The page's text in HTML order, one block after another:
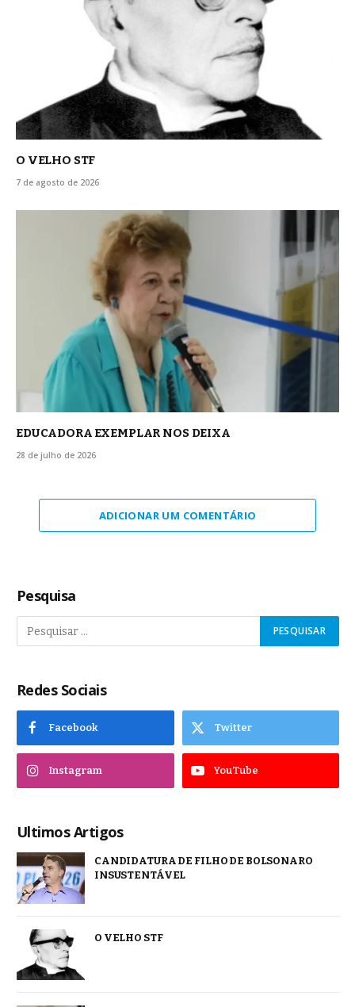
O VELHO STF
7 de agosto de 2026
EDUCADORA EXEMPLAR NOS DEIXA
28 de julho de 2026
ADICIONAR UM COMENTÁRIO
Pesquisa
Redes Sociais
Facebook Twitter
Instagram YouTube
Ultimos Artigos
CANDIDATURA DE FILHO DE BOLSONARO
INSUSTENTÁVEL
O VELHO STF